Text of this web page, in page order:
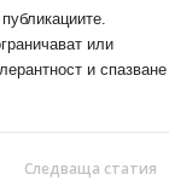
или
и спазване
Следваща статия